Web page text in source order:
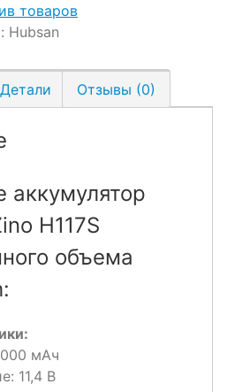
товаров
Hubsan
Детали Отзывы (0)
аккумулятор
H117S
объема
мАч
11,4 В